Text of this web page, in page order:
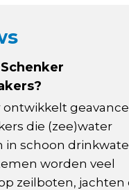
ontwikkelt
die (zee)water
in schoon
worden veel
zeilboten, jachten